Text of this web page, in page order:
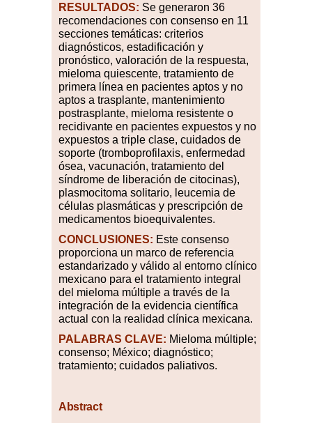
RESULTADOS: Se generaron 36
recomendaciones con consenso en 11
secciones temáticas: criterios
diagnósticos, estadificación y
pronóstico, valoración de la respuesta,
mieloma quiescente, tratamiento de
primera línea en pacientes aptos y no
aptos a trasplante, mantenimiento
postrasplante, mieloma resistente o
recidivante en pacientes expuestos y no
expuestos a triple clase, cuidados de
soporte (tromboprofilaxis, enfermedad
ósea, vacunación, tratamiento del
síndrome de liberación de citocinas),
plasmocitoma solitario, leucemia de
células plasmáticas y prescripción de
medicamentos bioequivalentes.
CONCLUSIONES: Este consenso
proporciona un marco de referencia
estandarizado y válido al entorno clínico
mexicano para el tratamiento integral
del mieloma múltiple a través de la
integración de la evidencia científica
actual con la realidad clínica mexicana.
PALABRAS CLAVE: Mieloma múltiple;
consenso; México; diagnóstico;
tratamiento; cuidados paliativos.
Abstract